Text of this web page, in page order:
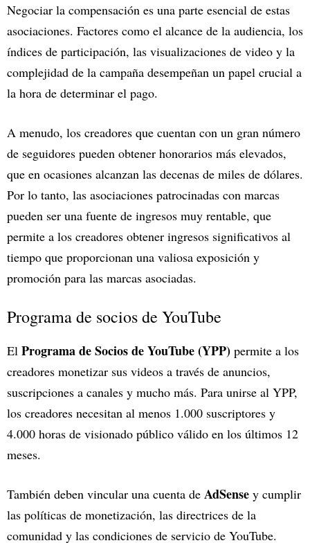
Negociar la compensación es una parte esencial de estas
asociaciones. Factores como el alcance de la audiencia, los
índices de participación, las visualizaciones de video y la
complejidad de la campaña desempeñan un papel crucial a
la hora de determinar el pago.
A menudo, los creadores que cuentan con un gran número
de seguidores pueden obtener honorarios más elevados,
que en ocasiones alcanzan las decenas de miles de dólares.
Por lo tanto, las asociaciones patrocinadas con marcas
pueden ser una fuente de ingresos muy rentable, que
permite a los creadores obtener ingresos significativos al
tiempo que proporcionan una valiosa exposición y
promoción para las marcas asociadas.
Programa de socios de YouTube
El Programa de Socios de YouTube (YPP) permite a los
creadores monetizar sus videos a través de anuncios,
suscripciones a canales y mucho más. Para unirse al YPP,
los creadores necesitan al menos 1.000 suscriptores y
4.000 horas de visionado público válido en los últimos 12
meses.
También deben vincular una cuenta de AdSense y cumplir
las políticas de monetización, las directrices de la
comunidad y las condiciones de servicio de YouTube.